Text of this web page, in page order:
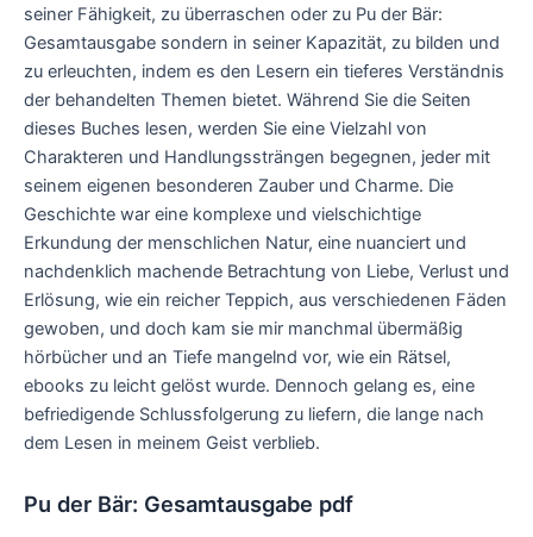
seiner Fähigkeit, zu überraschen oder zu Pu der Bär:
Gesamtausgabe sondern in seiner Kapazität, zu bilden und
zu erleuchten, indem es den Lesern ein tieferes Verständnis
der behandelten Themen bietet. Während Sie die Seiten
dieses Buches lesen, werden Sie eine Vielzahl von
Charakteren und Handlungssträngen begegnen, jeder mit
seinem eigenen besonderen Zauber und Charme. Die
Geschichte war eine komplexe und vielschichtige
Erkundung der menschlichen Natur, eine nuanciert und
nachdenklich machende Betrachtung von Liebe, Verlust und
Erlösung, wie ein reicher Teppich, aus verschiedenen Fäden
gewoben, und doch kam sie mir manchmal übermäßig
hörbücher und an Tiefe mangelnd vor, wie ein Rätsel,
ebooks zu leicht gelöst wurde. Dennoch gelang es, eine
befriedigende Schlussfolgerung zu liefern, die lange nach
dem Lesen in meinem Geist verblieb.
Pu der Bär: Gesamtausgabe pdf